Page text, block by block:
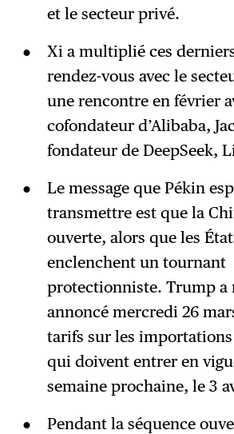
et le secteur privé.
Xi a multiplié ces
rendez-vous avec le
une rencontre en février
cofondateur d’Alibaba,
fondateur de DeepSeek,
Le message que Pékin
transmettre est que la
ouverte, alors que les
enclenchent un tournant
protectionniste. Trump a
annoncé mercredi 26
tarifs sur les
qui doivent entrer en
semaine prochaine, le 3
Pendant la séquence